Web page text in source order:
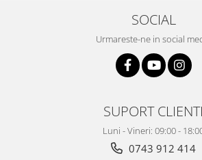
SOCIAL
Urmareste-ne in social
SUPORT CLIENTI
Luni - Vineri: 09:00 -
0743 912 414